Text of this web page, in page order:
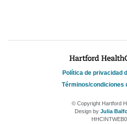
Política de privacidad
Términos/condiciones
© Copyright Hartford
Design by Julia